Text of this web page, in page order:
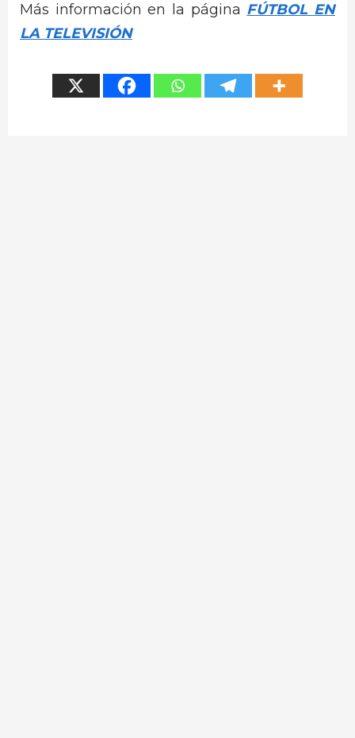
Más información en la página FÚTBOL EN
LA TELEVISIÓN